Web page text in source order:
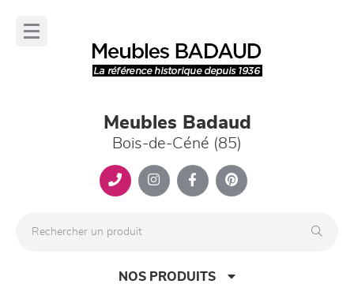
Meubles Badaud
Bois-de-Céné (85)
NOS PRODUITS